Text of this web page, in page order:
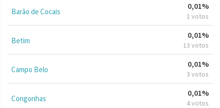
Barão de Cocais
0,01%
1 votos
Betim
0,01%
13 votos
Campo Belo
0,01%
3 votos
Congonhas
0,01%
4 votos